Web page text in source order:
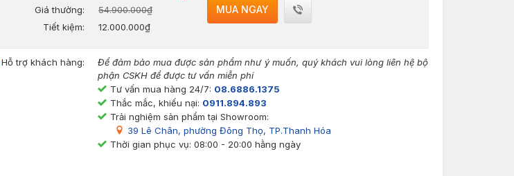
Giá thường:
Tiết kiệm:
54.900.000₫
12.000.000₫
MUA NGAY
Hỗ trợ khách hàng:
Để đảm bảo mua được sản phẩm như ý muốn, quý khách vui lòng liên hệ bộ
phận CSKH để được tư vấn miễn phí
Tư vấn mua hàng 24/7: 08.6886.1375
Thắc mắc, khiếu nại: 0911.894.893
Trải nghiệm sản phẩm tại Showroom:
39 Lê Chân, phường Đông Thọ, TP.Thanh Hóa
Thời gian phục vụ: 08:00 - 20:00 hằng ngày